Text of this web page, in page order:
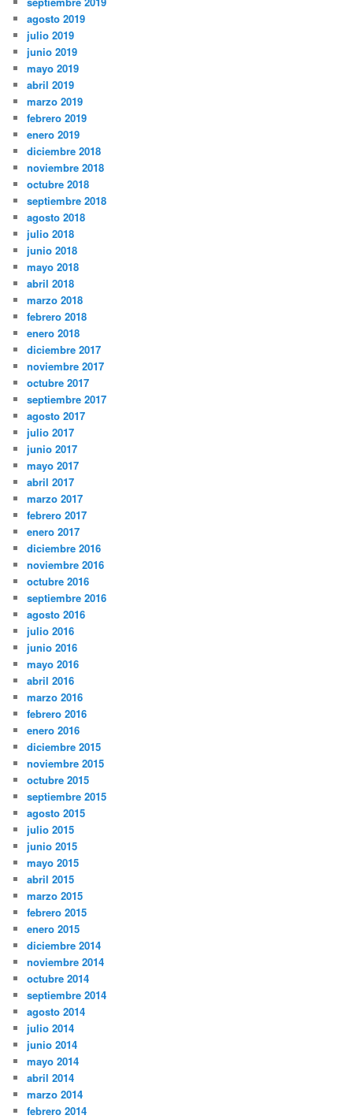
agosto 2019
julio 2019
junio 2019
mayo 2019
abril 2019
marzo 2019
febrero 2019
enero 2019
diciembre 2018
noviembre 2018
octubre 2018
septiembre 2018
agosto 2018
julio 2018
junio 2018
mayo 2018
abril 2018
marzo 2018
febrero 2018
enero 2018
diciembre 2017
noviembre 2017
octubre 2017
septiembre 2017
agosto 2017
julio 2017
junio 2017
mayo 2017
abril 2017
marzo 2017
febrero 2017
enero 2017
diciembre 2016
noviembre 2016
octubre 2016
septiembre 2016
agosto 2016
julio 2016
junio 2016
mayo 2016
abril 2016
marzo 2016
febrero 2016
enero 2016
diciembre 2015
noviembre 2015
octubre 2015
septiembre 2015
agosto 2015
julio 2015
junio 2015
mayo 2015
abril 2015
marzo 2015
febrero 2015
enero 2015
diciembre 2014
noviembre 2014
octubre 2014
septiembre 2014
agosto 2014
julio 2014
junio 2014
mayo 2014
abril 2014
marzo 2014
febrero 2014